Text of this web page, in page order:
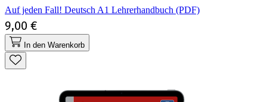
Auf jeden Fall! Deutsch A1 Lehrerhandbuch (PDF)
9,00 €
In den Warenkorb